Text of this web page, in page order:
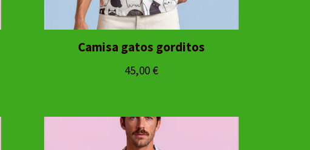
Camisa gatos gorditos
45,00 €